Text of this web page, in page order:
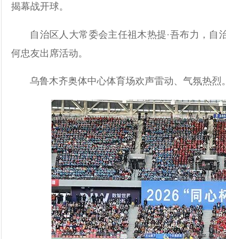
揭幕战开球。
自治区人大常委会主任祖木热提·吾布力，自
何忠友出席活动。
乌鲁木齐奥体中心体育场欢声雷动、气氛热烈